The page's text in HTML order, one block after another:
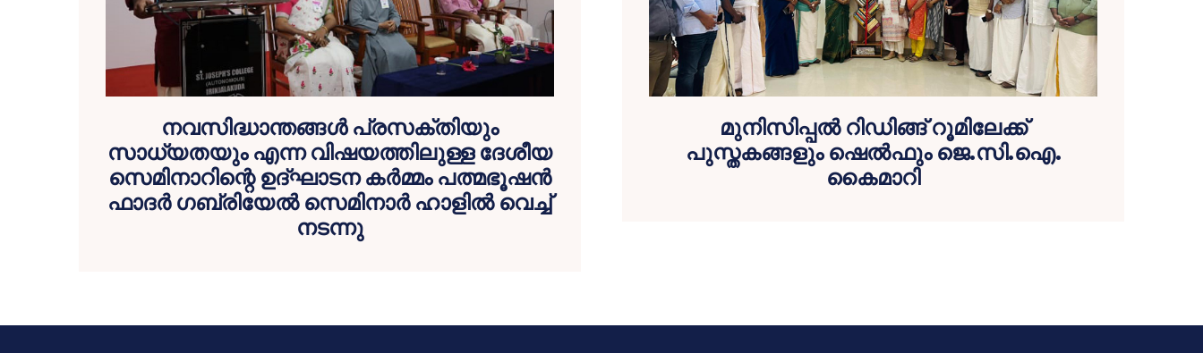
നവസിദ്ധാന്തങ്ങൾ പ്രസക്തിയും
സാധ്യതയും എന്ന വിഷയത്തിലുള്ള ദേശീയ
സെമിനാറിന്റെ ഉദ്ഘാടന കർമ്മം പത്മഭൂഷൻ
ഫാദർ ഗബ്രിയേൽ സെമിനാർ ഹാളിൽ വെച്ച്
നടന്നു
മുനിസിപ്പൽ റിഡിങ്ങ് റൂമിലേക്ക്
പുസ്തകങ്ങളും ഷെൽഫും ജെ.സി.ഐ.
കൈമാറി